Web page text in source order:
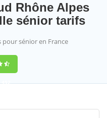
Rhône Alpes
sénior tarifs
sénior en France
452